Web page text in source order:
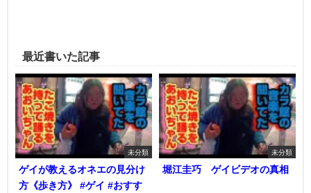
最近書いた記事
未分類
ゲイが教えるオネエの見分け
方《歩き方》 #ゲイ #おすす
未分類
堀江圭巧 ゲイビデオの真相